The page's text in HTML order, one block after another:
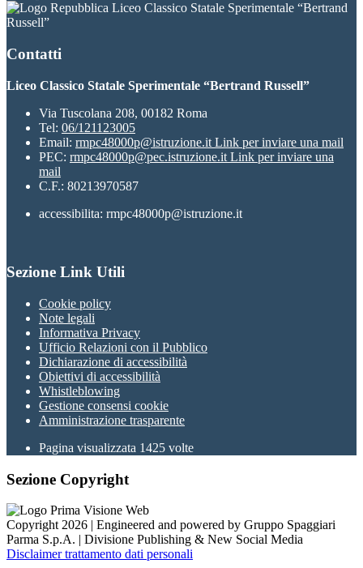
Liceo Classico Statale Sperimentale “Bertrand
Russell”
Contatti
Liceo Classico Statale Sperimentale “Bertrand Russell”
Via Tuscolana 208, 00182 Roma
Tel: 06/121123005
Email: rmpc48000p@istruzione.it Link per inviare una mail
PEC: rmpc48000p@pec.istruzione.it Link per inviare una
mail
C.F.: 80213970587
accessibilita: rmpc48000p@istruzione.it
Sezione Link Utili
Cookie policy
Note legali
Informativa Privacy
Ufficio Relazioni con il Pubblico
Dichiarazione di accessibilità
Obiettivi di accessibilità
Whistleblowing
Gestione consensi cookie
Amministrazione trasparente
Pagina visualizzata 1425 volte
Sezione Copyright
Copyright 2026 | Engineered and powered by Gruppo Spaggiari
Parma S.p.A. | Divisione Publishing & New Social Media
Disclaimer trattamento dati personali